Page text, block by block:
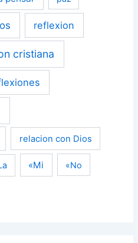
reflexion
cristiana
relacion con Dios
«Mi «No